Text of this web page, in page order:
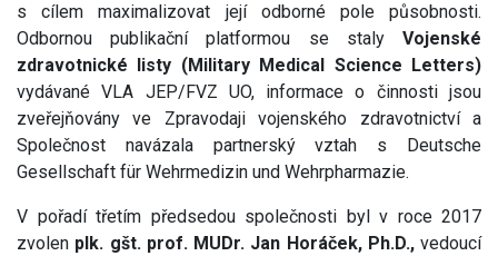
s cílem maximalizovat její odborné pole působnosti.
Odbornou publikační platformou se staly Vojenské
zdravotnické listy (Military Medical Science Letters)
vydávané VLA JEP/FVZ UO, informace o činnosti jsou
zveřejňovány ve Zpravodaji vojenského zdravotnictví a
Společnost navázala partnerský vztah s Deutsche
Gesellschaft für Wehrmedizin und Wehrpharmazie.
V pořadí třetím předsedou společnosti byl v roce 2017
zvolen plk. gšt. prof. MUDr. Jan Horáček, Ph.D.,vedoucí